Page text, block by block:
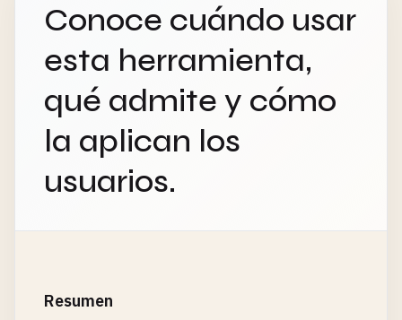
Conoce cuándo usar
esta herramienta,
qué admite y cómo
la aplican los
usuarios.
Resumen